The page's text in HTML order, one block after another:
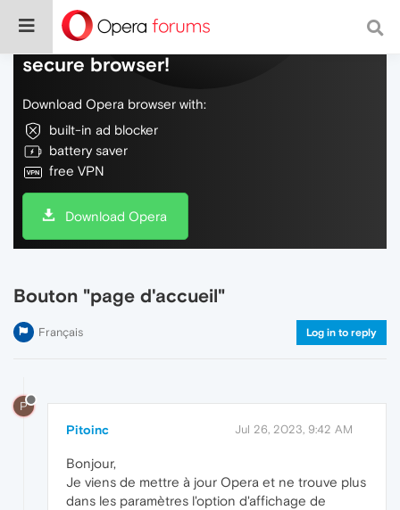
Do more on the web, with a fast and
secure browser!
Download Opera browser with:
built-in ad blocker
battery saver
free VPN
Download Opera
Bouton "page d'accueil"
Français Log in to reply
P
Pitoinc Jul 26, 2023, 9:42 AM
Bonjour,
Je viens de mettre à jour Opera et ne trouve plus
dans les paramètres l'option d'affichage de